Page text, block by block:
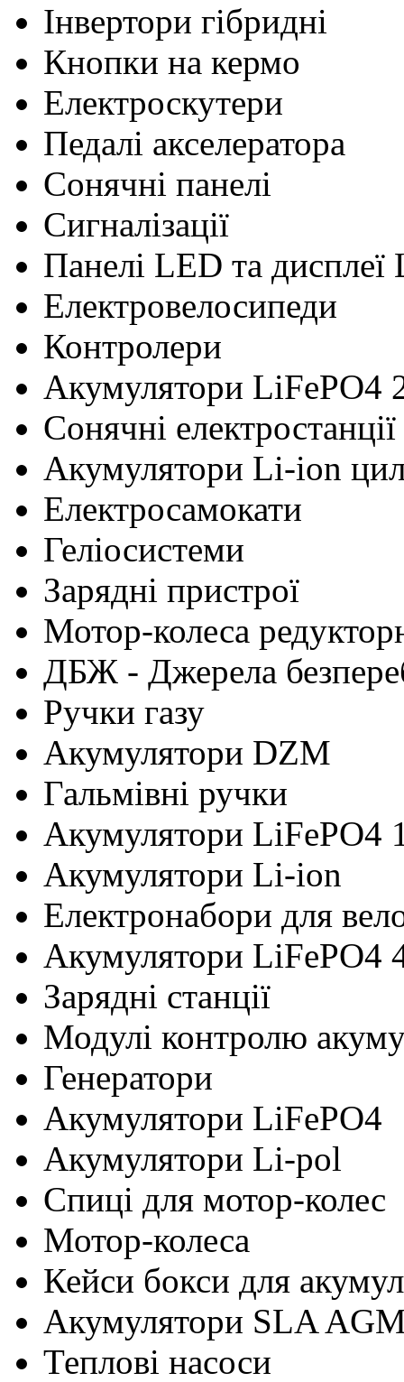
Інвертори гібридні
Кнопки на кермо
Електроскутери
Педалі акселератора
Сонячні панелі
Сигналізації
Панелі LED та дисплеї
Електровелосипеди
Контролери
Акумулятори LiFePO4
Сонячні електростанції
Акумулятори Li-ion
Електросамокати
Геліосистеми
Зарядні пристрої
Мотор-колеса
ДБЖ - Джерела
Ручки газу
Акумулятори DZM
Гальмівні ручки
Акумулятори LiFePO4
Акумулятори Li-ion
Електронабори для
Акумулятори LiFePO4
Зарядні станції
Модулі контролю
Генератори
Акумулятори LiFePO4
Акумулятори Li-pol
Cпиці для мотор-колес
Мотор-колеса
Кейси бокси для
Акумулятори SLA
Теплові насоси